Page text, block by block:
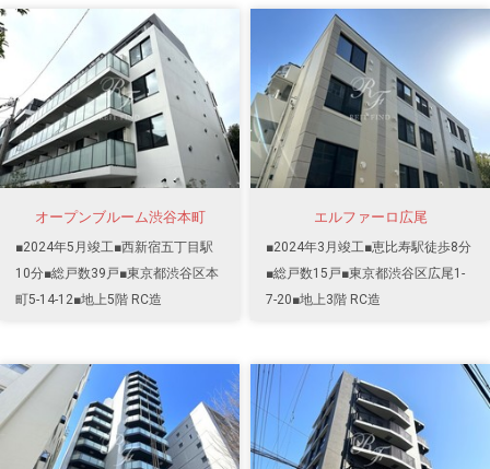
オープンブルーム渋谷本町
■2024年5月竣工■西新宿五丁目駅
10分■総戸数39戸■東京都渋谷区本
町5-14-12■地上5階 RC造
エルファーロ広尾
■2024年3月竣工■恵比寿駅徒歩8分
■総戸数15戸■東京都渋谷区広尾1-
7-20■地上3階 RC造